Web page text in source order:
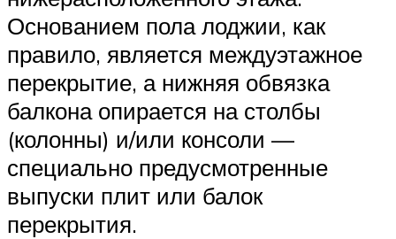
Основанием пола лоджии, как
правило, является междуэтажное
перекрытие, а нижняя обвязка
балкона опирается на столбы
(колонны) и/или консоли —
специально предусмотренные
выпуски плит или балок
перекрытия.